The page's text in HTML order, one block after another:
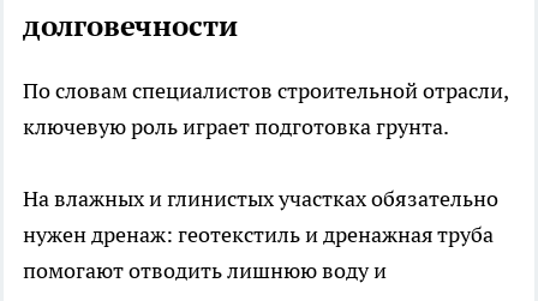
долговечности
По словам специалистов строительной отрасли,
ключевую роль играет подготовка грунта.
На влажных и глинистых участках обязательно
нужен дренаж: геотекстиль и дренажная труба
помогают отводить лишнюю воду и